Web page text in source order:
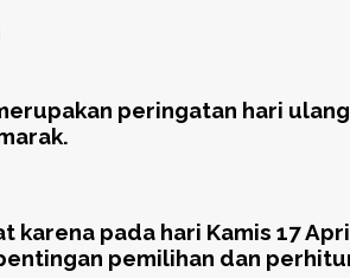
peringatan hari
pada hari Kamis 17
pemilihan dan